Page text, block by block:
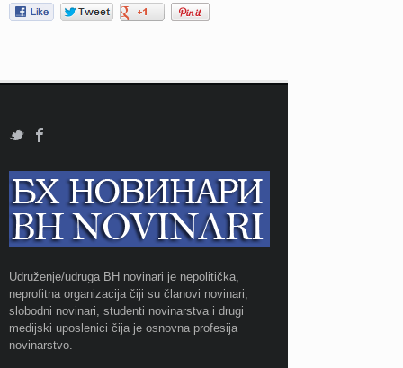
Udruženje/udruga BH novinari je nepolitička,
neprofitna organizacija čiji su članovi novinari,
slobodni novinari, studenti novinarstva i drugi
medijski uposlenici čija je osnovna profesija
novinarstvo.